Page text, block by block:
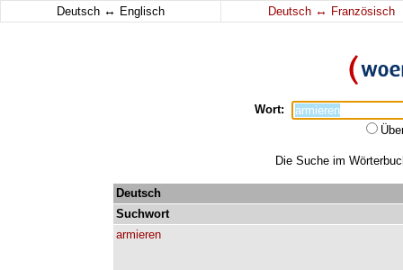
Deutsch ↔ Englisch Deutsch ↔ Französisch
Wort:
Die Suche im
Deutsch
Suchwort
armieren